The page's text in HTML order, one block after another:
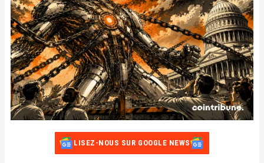
LISEZ-NOUS SUR GOOGLE NEWS